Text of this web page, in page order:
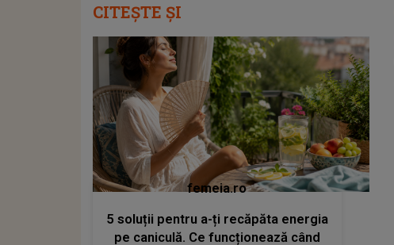
CITEȘTE ȘI
femeia.ro
5 soluții pentru a-ți recăpăta energia
pe caniculă. Ce funcționează când